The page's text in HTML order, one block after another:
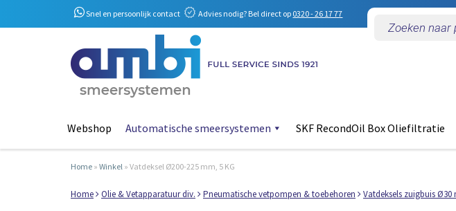
Snel en persoonlijk contact Advies nodig? Bel direct op 0320 - 26 17 77
zoeken
Webshop Automatische smeersystemen SKF RecondOil Box Oliefiltratie
Home » Winkel » Vatdeksel Ø200-225 mm, 5 KG
Home Olie & Vetapparatuur div. Pneumatische vetpompen & toebehoren Vatdeksels zuigbuis Ø30